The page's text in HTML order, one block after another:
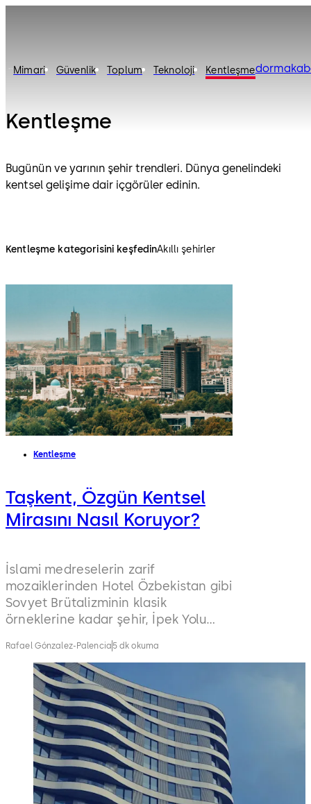
Mimari Güvenlik Toplum Teknoloji Kentleşme
Kentleşme
Bugünün ve yarının şehir trendleri. Dünya genelindeki
kentsel gelişime dair içgörüler edinin.
Kentleşme kategorisini keşfedinAkıllı şehirler
Kentleşme
Taşkent, Özgün Kentsel
Mirasını Nasıl Koruyor?
İslami medreselerin zarif
mozaiklerinden Hotel Özbekistan gibi
Sovyet Brütalizminin klasik
örneklerine kadar şehir, İpek Yolu
hikâyelerini fısıldıyor.
Rafael Gónzalez-Palencia 5 dk okuma